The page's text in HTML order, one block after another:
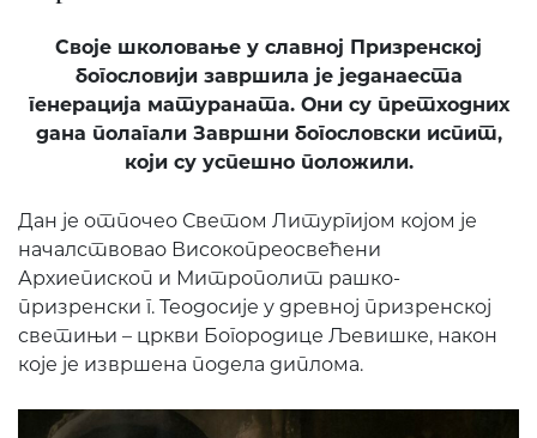
Своје школовање у славној Призренској
богословији завршила је једанаеста
генерација матураната. Они су претходних
дана полагали Завршни богословски испит,
који су успешно положили.
Дан је отпочео Светом Литургијом којом је
началствовао Високопреосвећени
Архиепископ и Митрополит рашко-
призренски г. Теодосије у древној призренској
светињи – цркви Богородице Љевишке, након
које је извршена подела диплома.